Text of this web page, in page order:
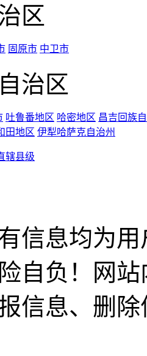
区
固原市 中卫市
治区
吐鲁番地区 哈密地区 昌吉回族
田地区 伊犁哈萨克自治州
辖县级
信息均为
自负！网
信息、删